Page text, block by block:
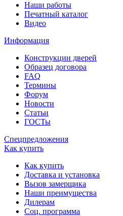
Наши работы
Печатный каталог
Видео
Информация
Конструкции дверей
Образец договора
FAQ
Термины
Форум
Новости
Статьи
ГОСТы
Спецпредложения
Как купить
Как купить
Доставка и установка
Вызов замерщика
Наши преимущества
Дилерам
Соц. программа